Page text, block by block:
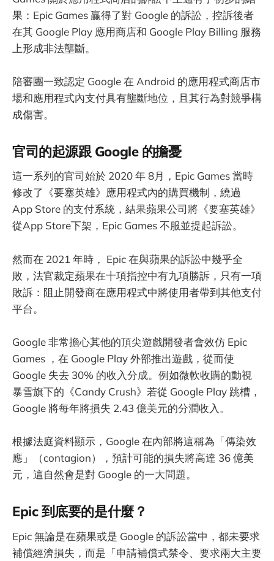
果：Epic Games 贏得了對 Google 的訴訟，控訴後者
在其 Google Play 應用商店和 Google Play Billing 服務
上形成非法壟斷。
陪審團一致認定 Google 在 Android 的應用程式商店市
場和應用程式內支付具有壟斷地位，且其行為對競爭構
成傷害。
官司的起源跟 Google 的擔憂
這一系列的官司始於 2020 年 8月，Epic Games 當時
修改了《要塞英雄》應用程式內的購買機制，繞過
App Store 的支付系統，結果蘋果公司將《要塞英雄》
從App Store下架，Epic Games 不服並提起訴訟。
然而在 2021 年時， Epic 在與蘋果的訴訟中幾乎全
敗，法官裁定蘋果在十項指控中有九項勝訴，只有一項
敗訴：阻止開發商在應用程式中將使用者帶到其他支付
平台。
Google 非常擔心其他的頂尖遊戲開發者會效仿 Epic
Games ，在 Google Play 外部推出遊戲，從而使
Google 失去 30% 的收入分成。例如微軟收購的動視
暴雪旗下的《Candy Crush》若從 Google Play 跳槽，
Google 將每年將損失 2.43 億美元的分潤收入。
根據法庭資料顯示，Google 在內部將這稱為「傳染效
應」（contagion），預計可能的損失將高達 36 億美
元，這自然會是對 Google 的一大問題。
Epic 到底要的是什麼？
Epic 無論是在蘋果或是 Google 的訴訟當中，都未要求
補償經濟損失，而是「申請補償式禁令、要求兩大主要